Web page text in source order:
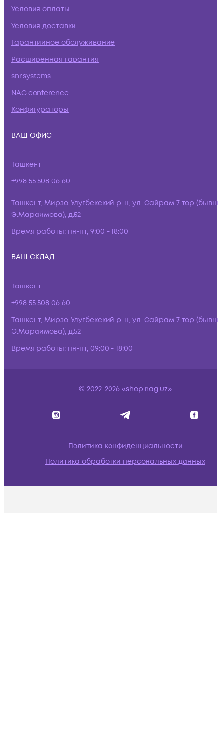
Условия оплаты
Условия доставки
Гарантийное обслуживание
Расширенная гарантия
snr.systems
NAG.conference
Конфигураторы
ВАШ ОФИС
Ташкент
+998 55 508 06 60
Ташкент, Мирзо-Улугбекский р-н, ул. Сайрам 7-тор (бывш.
Э.Мараимова), д.52
Время работы: пн-пт, 9:00 - 18:00
ВАШ СКЛАД
Ташкент
+998 55 508 06 60
Ташкент, Мирзо-Улугбекский р-н, ул. Сайрам 7-тор (бывш.
Э.Мараимова), д.52
Время работы: пн-пт, 09:00 - 18:00
© 2022-2026 «shop.nag.uz»
Политика конфиденциальности
Политика обработки персональных данных